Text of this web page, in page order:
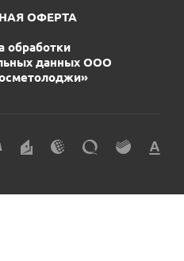
ОФЕРТА
обработки
данных ООО